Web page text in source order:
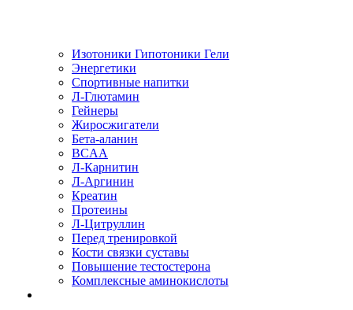
Изотоники Гипотоники Гели
Энергетики
Спортивные напитки
Л-Глютамин
Гейнеры
Жиросжигатели
Бета-аланин
BCAA
Л-Карнитин
Л-Аргинин
Креатин
Протеины
Л-Цитруллин
Перед тренировкой
Кости связки суставы
Повышение тестостерона
Комплексные аминокислоты